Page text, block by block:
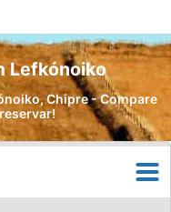
Lefkónoiko
Chipre - Compare